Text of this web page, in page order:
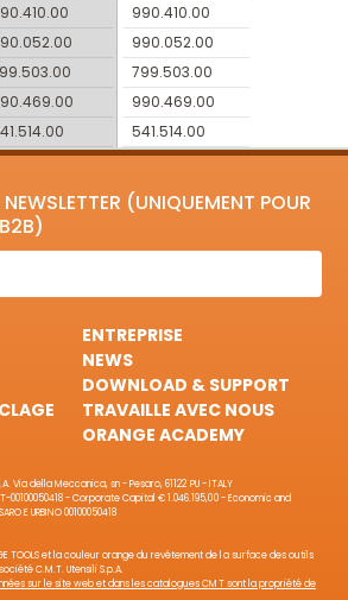
990.410.00
990.052.00
799.503.00
990.469.00
541.514.00
(UNIQUEMENT POUR
ENTREPRISE
NEWS
DOWNLOAD & SUPPORT
TRAVAILLE AVEC NOUS
ORANGE ACADEMY
Via della Meccanica, sn - Pesaro, 61122 PU - ITALY
00100050418 - Corporate Capital € 1.046.195,00 - Economic and
E URBINO 00100050418
TOOLS et la couleur orange du revêtement de la surface des outils
C.M.T. Utensili S.p.A.
sur le site web et dans les catalogues CMT sont la propriété de